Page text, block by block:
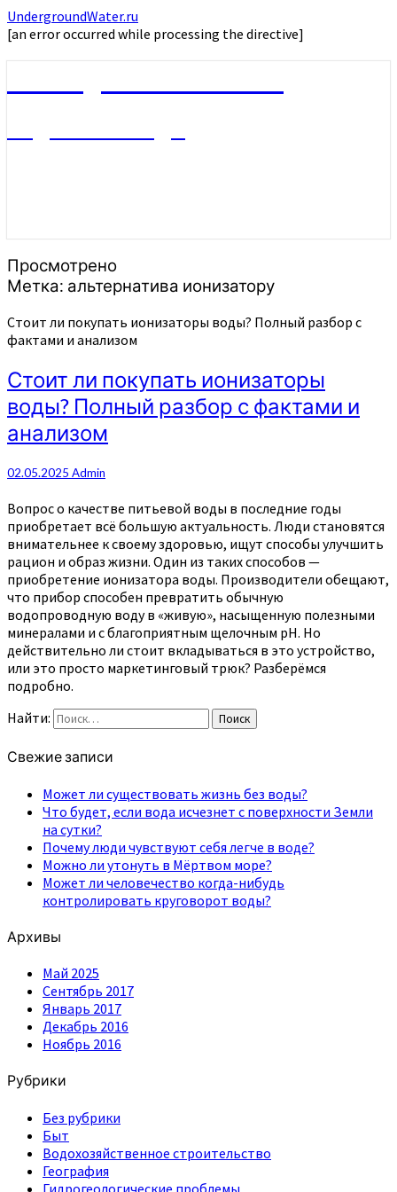
UndergroundWater.ru
[an error occurred while processing the directive]
Просмотрено
Метка: альтернатива ионизатору
Стоит ли покупать ионизаторы воды? Полный разбор с
фактами и анализом
Стоит ли покупать ионизаторы
воды? Полный разбор с фактами и
анализом
02.05.2025 Admin
Вопрос о качестве питьевой воды в последние годы
приобретает всё большую актуальность. Люди становятся
внимательнее к своему здоровью, ищут способы улучшить
рацион и образ жизни. Один из таких способов —
приобретение ионизатора воды. Производители обещают,
что прибор способен превратить обычную
водопроводную воду в «живую», насыщенную полезными
минералами и с благоприятным щелочным pH. Но
действительно ли стоит вкладываться в это устройство,
или это просто маркетинговый трюк? Разберёмся
подробно.
Найти:
Поиск
Свежие записи
Может ли существовать жизнь без воды?
Что будет, если вода исчезнет с поверхности Земли
на сутки?
Почему люди чувствуют себя легче в воде?
Можно ли утонуть в Мёртвом море?
Может ли человечество когда-нибудь
контролировать круговорот воды?
Архивы
Май 2025
Сентябрь 2017
Январь 2017
Декабрь 2016
Ноябрь 2016
Рубрики
Без рубрики
Быт
Водохозяйственное строительство
География
Гидрогеологические проблемы